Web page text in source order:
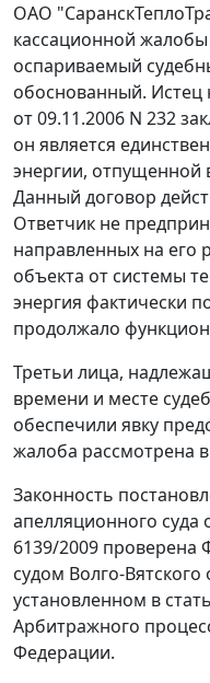
ОАО
кассационной
оспариваемый
обоснованный. Истец
от 09.11.2006 N 232
он является
энергии, отпущенной
Данный договор
Ответчик не
направленных на его
объекта от системы
энергия фактически
продолжало
Третьи лица,
времени и месте
обеспечили явку
жалоба рассмотрена в
Законность
апелляционного суда
6139/2009
судом Волго-Вятского
установленном в
Арбитражного
Федерации.